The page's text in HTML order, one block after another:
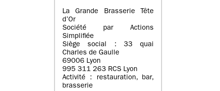
La Grande Brasserie Tête
d’Or
Société par Actions
Simplifiée
Siège social : 33 quai
Charles de Gaulle
69006 Lyon
995 311 263 RCS Lyon
Activité : restauration, bar,
brasserie